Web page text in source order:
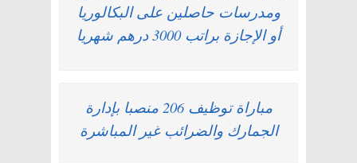
ومدرسات حاصلين على البكالوريا
أو الإجازة براتب 3000 درهم شهريا
مباراة توظيف 206 منصبا بإدارة
الجمارك والضرائب غير المباشرة